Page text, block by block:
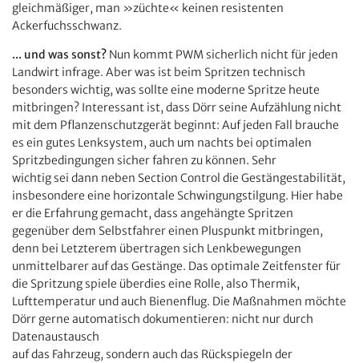
gleichmäßiger, man »züchte« keinen resistenten
Ackerfuchsschwanz.
... und was sonst? Nun kommt PWM sicherlich nicht für jeden
Landwirt infrage. Aber was ist beim Spritzen technisch
besonders wichtig, was sollte eine moderne Spritze heute
mitbringen? Interessant ist, dass Dörr seine Aufzählung nicht
mit dem Pflanzenschutzgerät beginnt: Auf jeden Fall brauche
es ein gutes Lenksystem, auch um nachts bei optimalen
Spritzbedingungen sicher fahren zu können. Sehr
wichtig sei dann neben Section Control die Gestängestabilität,
insbesondere eine horizontale Schwingungstilgung. Hier habe
er die Erfahrung gemacht, dass angehängte Spritzen
gegenüber dem Selbstfahrer einen Pluspunkt mitbringen,
denn bei Letzterem übertragen sich Lenkbewegungen
unmittelbarer auf das Gestänge. Das optimale Zeitfenster für
die Spritzung spiele überdies eine Rolle, also Thermik,
Lufttemperatur und auch Bienenflug. Die Maßnahmen möchte
Dörr gerne automatisch dokumentieren: nicht nur durch
Datenaustausch
auf das Fahrzeug, sondern auch das Rückspiegeln der